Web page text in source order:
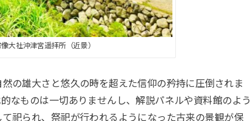
大社沖津宮遥拝所（近景）
の雄大さと悠久の時を超えた信仰の矜持に圧倒されま
なものは一切ありませんし、解説パネルや資料館のよう
祀られ、祭祀が行われるようになった古来の景観が保